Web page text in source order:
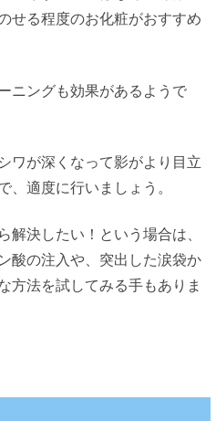
せる程度のお化粧がおすすめ
ニングも効果があるようで
ワが深くなって影がより目立
、適度に行いましょう。
解決したい！という場合は、
酸の注入や、突出した涙袋か
方法を試してみる手もありま